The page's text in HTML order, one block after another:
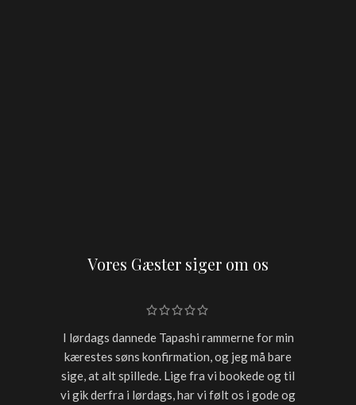
Vores Gæster siger om os
I lørdags dannede Tapashi rammerne for min
kærestes søns konfirmation, og jeg må bare
sige, at alt spillede. Lige fra vi bookede og til
vi gik derfra i lørdags, har vi følt os i gode og